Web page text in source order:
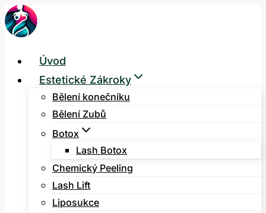
Přeskočit
na
Úvod
Estetické Zákroky
Bělení konečníku
Bělení Zubů
Botox
Lash Botox
Chemický Peeling
Lash Lift
Liposukce